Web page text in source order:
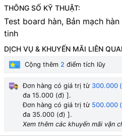
THÔNG SỐ KỸ THUẬT:
Test board hàn, Bản mạch
tinh
DỊCH VỤ & KHUYẾN MÃI LIÊN
Cộng thêm 2 điểm tích lũy
Đơn hàng có giá trị từ 300.000
đa 15.000 (đ) ].
Đơn hàng có giá trị từ 500.000
đa 35.000 (đ) ].
Xem thêm các khuyến mãi vận